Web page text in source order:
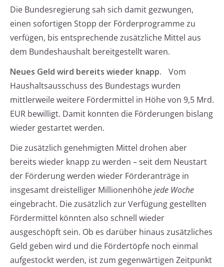
Die Bundesregierung sah sich damit gezwungen,
einen sofortigen Stopp der Förderprogramme zu
verfügen, bis entsprechende zusätzliche Mittel aus
dem Bundeshaushalt bereitgestellt waren.
Neues Geld wird bereits wieder knapp.
Vom
Haushaltsausschuss des Bundestags wurden
mittlerweile weitere Fördermittel in Höhe von 9,5 Mrd.
EUR bewilligt. Damit konnten die Förderungen bislang
wieder gestartet werden.
Die zusätzlich genehmigten Mittel drohen aber
bereits wieder knapp zu werden – seit dem Neustart
der Förderung werden wieder Förderanträge in
insgesamt dreistelliger Millionenhöhejede Woche
eingebracht. Die zusätzlich zur Verfügung gestellten
Fördermittel könnten also schnell wieder
ausgeschöpft sein. Ob es darüber hinaus zusätzliches
Geld geben wird und die Fördertöpfe noch einmal
aufgestockt werden, ist zum gegenwärtigen Zeitpunkt